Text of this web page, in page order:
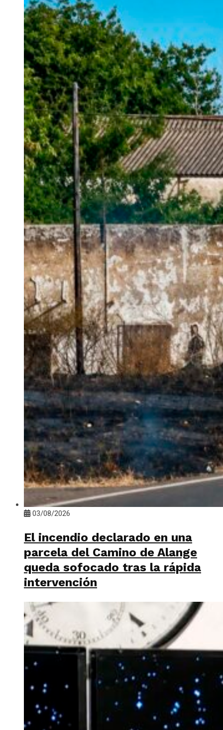
03/08/2026
El incendio declarado en una
parcela del Camino de Alange
queda sofocado tras la rápida
intervención